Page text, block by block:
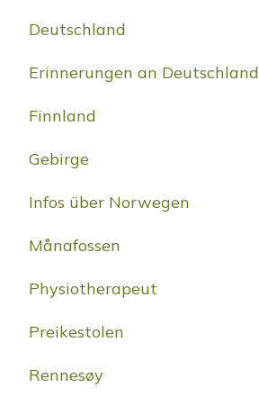
Deutschland
Erinnerungen an Deutschland
Finnland
Gebirge
Infos über Norwegen
Månafossen
Physiotherapeut
Preikestolen
Rennesøy